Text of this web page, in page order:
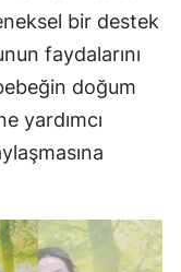
bir destek
faydalarını
doğum
yardımcı